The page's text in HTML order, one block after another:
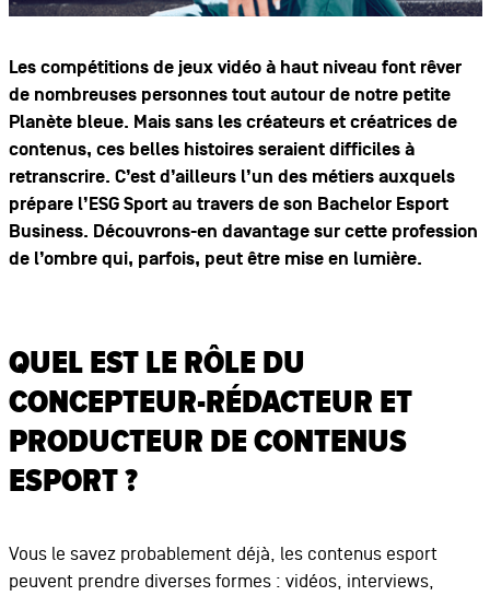
Les compétitions de jeux vidéo à haut niveau font rêver
de nombreuses personnes tout autour de notre petite
Planète bleue. Mais sans les créateurs et créatrices de
contenus, ces belles histoires seraient difficiles à
retranscrire. C’est d’ailleurs l’un des métiers auxquels
prépare l’ESG Sport au travers de son Bachelor Esport
Business. Découvrons-en davantage sur cette profession
de l’ombre qui, parfois, peut être mise en lumière.
QUEL EST LE RÔLE DU
CONCEPTEUR-RÉDACTEUR ET
PRODUCTEUR DE CONTENUS
ESPORT ?
Vous le savez probablement déjà, les contenus esport
peuvent prendre diverses formes : vidéos, interviews,